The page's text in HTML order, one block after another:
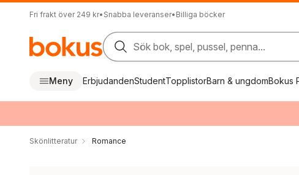
Fri frakt över 249 kr• Snabba leveranser• Billiga böcker
Sök bok, spel, pussel, penna...
Meny ErbjudandenStudentTopplistorBarn & ungdomBokus
Skönlitteratur Romance